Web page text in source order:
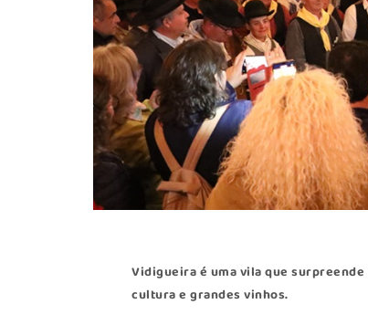
Vidigueiraé uma vila que
cultura e grandes vinhos.